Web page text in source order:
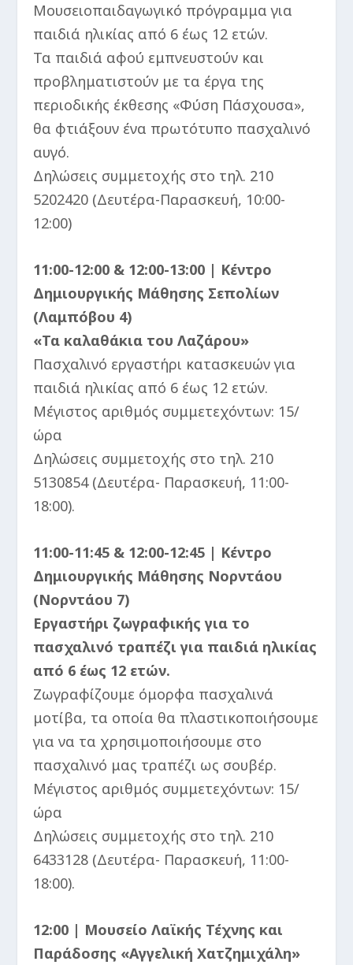
Μουσειοπαιδαγωγικό πρόγραμμα για
παιδιά ηλικίας από 6 έως 12 ετών.
Τα παιδιά αφού εμπνευστούν και
προβληματιστούν με τα έργα της
περιοδικής έκθεσης «Φύση Πάσχουσα»,
θα φτιάξουν ένα πρωτότυπο πασχαλινό
αυγό.
Δηλώσεις συμμετοχής στο τηλ. 210
5202420 (Δευτέρα-Παρασκευή, 10:00-
12:00)
11:00-12:00 & 12:00-13:00 | Κέντρο
Δημιουργικής Μάθησης Σεπολίων
(Λαμπόβου 4)
«Τα καλαθάκια του Λαζάρου»
Πασχαλινό εργαστήρι κατασκευών για
παιδιά ηλικίας από 6 έως 12 ετών.
Μέγιστος αριθμός συμμετεχόντων: 15/
ώρα
Δηλώσεις συμμετοχής στο τηλ. 210
5130854 (Δευτέρα- Παρασκευή, 11:00-
18:00).
11:00-11:45 & 12:00-12:45 | Κέντρο
Δημιουργικής Μάθησης Νορντάου
(Νορντάου 7)
Εργαστήρι ζωγραφικής για το
πασχαλινό τραπέζι για παιδιά ηλικίας
από 6 έως 12 ετών.
Ζωγραφίζουμε όμορφα πασχαλινά
μοτίβα, τα οποία θα πλαστικοποιήσουμε
για να τα χρησιμοποιήσουμε στο
πασχαλινό μας τραπέζι ως σουβέρ.
Μέγιστος αριθμός συμμετεχόντων: 15/
ώρα
Δηλώσεις συμμετοχής στο τηλ. 210
6433128 (Δευτέρα- Παρασκευή, 11:00-
18:00).
12:00 | Μουσείο Λαϊκής Τέχνης και
Παράδοσης «Αγγελική Χατζημιχάλη»